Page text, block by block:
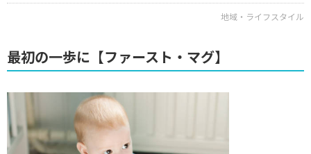
地域・ライフスタイル
最初の一歩に【ファースト・マグ】